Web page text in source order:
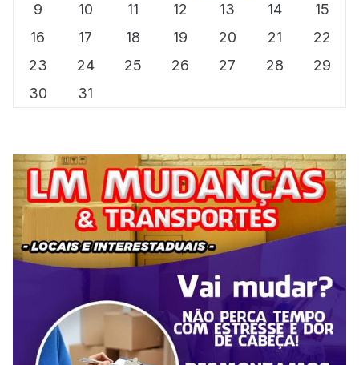
9
10 11 12 13 14
15
16
17 18 19 20 21
22
23
24 25 26 27 28
29
30
31